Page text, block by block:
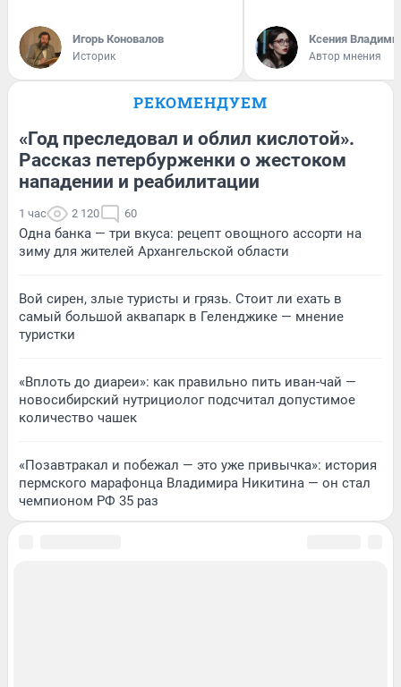
Игорь Коновалов
Историк
Ксения
Автор мнения
РЕКОМЕНДУЕМ
«Год преследовал и облил кислотой».
Рассказ петербурженки о жестоком
нападении и реабилитации
1 час 2 120 60
Одна банка — три вкуса: рецепт овощного ассорти на
зиму для жителей Архангельской области
Вой сирен, злые туристы и грязь. Стоит ли ехать в
самый большой аквапарк в Геленджике — мнение
туристки
«Вплоть до диареи»: как правильно пить иван-чай —
новосибирский нутрициолог подсчитал допустимое
количество чашек
«Позавтракал и побежал — это уже привычка»: история
пермского марафонца Владимира Никитина — он стал
чемпионом РФ 35 раз